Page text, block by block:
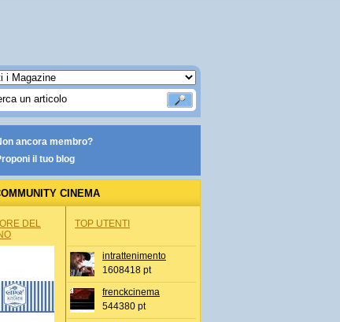
ancora membro?
il tuo blog
CINEMA
DEL
TOP UTENTI
intrattenimento
1608418 pt
frenckcinema
544380 pt